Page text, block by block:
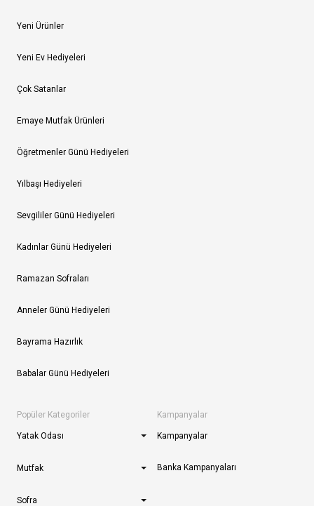
Yeni Ürünler
Yeni Ev Hediyeleri
Çok Satanlar
Emaye Mutfak Ürünleri
Öğretmenler Günü Hediyeleri
Yılbaşı Hediyeleri
Sevgililer Günü Hediyeleri
Kadınlar Günü Hediyeleri
Ramazan Sofraları
Anneler Günü Hediyeleri
Bayrama Hazırlık
Babalar Günü Hediyeleri
Popüler Kategoriler
Yatak Odası
Mutfak
Sofra
Kampanyalar
Kampanyalar
Banka Kampanyaları